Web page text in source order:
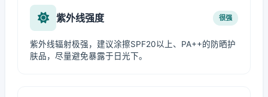
紫外线强度 很强
紫外线辐射极强，建议涂擦SPF20以上、PA++的防晒护
肤品，尽量避免暴露于日光下。